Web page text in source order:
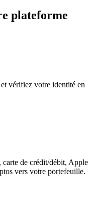
plateforme
vérifiez votre identité en
carte de crédit/débit, Apple
vers votre portefeuille.